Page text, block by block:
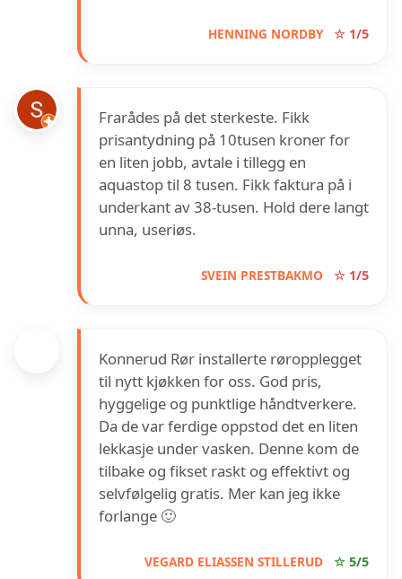
HENNING NORDBY ☆ 1/5
Frarådes på det sterkeste. Fikk
prisantydning på 10tusen kroner for
en liten jobb, avtale i tillegg en
aquastop til 8 tusen. Fikk faktura på i
underkant av 38-tusen. Hold dere langt
unna, useriøs.
SVEIN PRESTBAKMO ☆ 1/5
Konnerud Rør installerte røropplegget
til nytt kjøkken for oss. God pris,
hyggelige og punktlige håndtverkere.
Da de var ferdige oppstod det en liten
lekkasje under vasken. Denne kom de
tilbake og fikset raskt og effektivt og
selvfølgelig gratis. Mer kan jeg ikke
forlange 🙂
VEGARD ELIASSEN STILLERUD ☆ 5/5